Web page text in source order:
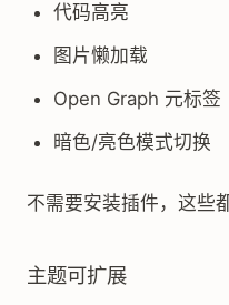
代码高亮
图片懒加载
Open Graph 元标签
暗色/亮色模式切换
不需要安装插件，这些
主题可扩展